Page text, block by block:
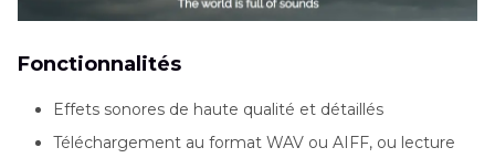
Fonctionnalités
Effets sonores de haute qualité et détaillés
Téléchargement au format WAV ou AIFF, ou lecture